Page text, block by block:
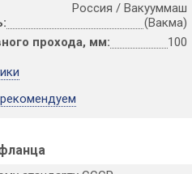
Россия / Вакууммаш
(Вакма)
прохода, мм:
100